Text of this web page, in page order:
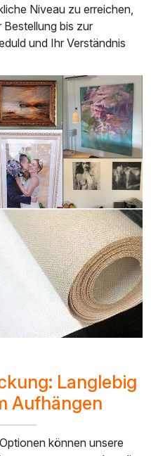
Niveau zu erreichen,
bis zur
und Ihr Verständnis
Langlebig
Aufhängen
können unsere